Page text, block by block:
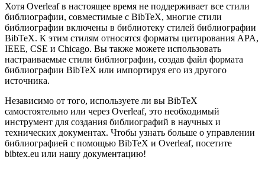
Хотя Overleaf в настоящее время не поддерживает все стили
библиографии, совместимые с BibTeX, многие стили
библиографии включены в библиотеку стилей библиографии
BibTeX. К этим стилям относятся форматы цитирования APA,
IEEE, CSE и Chicago. Вы также можете использовать
настраиваемые стили библиографии, создав файл формата
библиографии BibTeX или импортируя его из другого
источника.
Независимо от того, используете ли вы BibTeX
самостоятельно или через Overleaf, это необходимый
инструмент для создания библиографий в научных и
технических документах. Чтобы узнать больше о управлении
библиографией с помощью BibTeX и Overleaf, посетите
bibtex.eu или нашу документацию!